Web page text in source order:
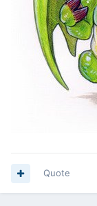
Quote